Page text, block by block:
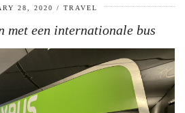
28, 2020 TRAVEL
met een internationale bus